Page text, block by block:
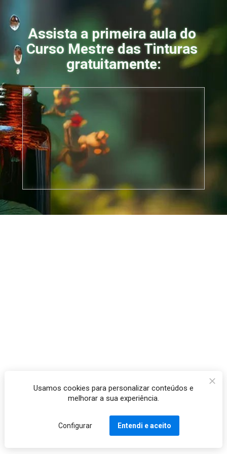
Assista a primeira aula do
Curso Mestre das Tinturas
gratuitamente:
Usamos cookies para personalizar conteúdos e
melhorar a sua experiência.
Configurar Entendi e aceito